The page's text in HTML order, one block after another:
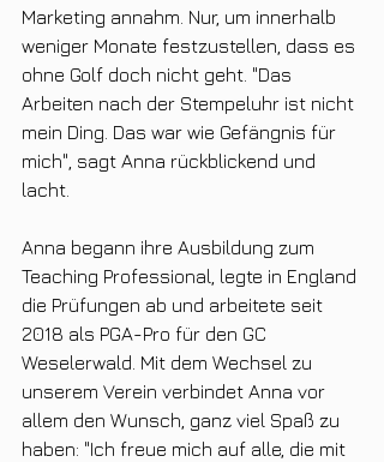
Marketing annahm. Nur, um innerhalb
weniger Monate festzustellen, dass es
ohne Golf doch nicht geht. "Das
Arbeiten nach der Stempeluhr ist nicht
mein Ding. Das war wie Gefängnis für
mich", sagt Anna rückblickend und
lacht.
Anna begann ihre Ausbildung zum
Teaching Professional, legte in England
die Prüfungen ab und arbeitete seit
2018 als PGA-Pro für den GC
Weselerwald. Mit dem Wechsel zu
unserem Verein verbindet Anna vor
allem den Wunsch, ganz viel Spaß zu
haben: "Ich freue mich auf alle, die mit